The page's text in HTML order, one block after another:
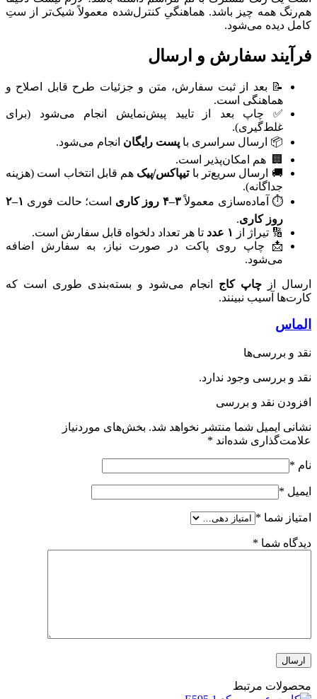
هم‌رنگ همه چیز باشد. هماهنگیِ کنترل‌شده معمولاً شیک‌تر از ستِ
کامل دیده می‌شود.
فرآیند سفارش و ارسال
📝 بعد از ثبت سفارش، متن و جزئیات طرح قابل اصلاح و
هماهنگی است.
✅ چاپ بعد از تایید پیش‌نمایش انجام می‌شود (برای
غلط‌گیری).
📦 ارسال سراسری با پست رایگان انجام می‌شود.
🏢 ‌ هم امکان‌پذیر است.
🚚 ارسال سریع‌تر باتیپاکس/پیک هم قابل انتخاب است (هزینه
جداگانه).
⏱ آماده‌سازی معمولاً۳–۴ روز کاری است؛ حالت فوری
۱–۲
روز کاری.
🔢 تیراژ از ۱ عدد
تا هر تعداد دلخواه قابل سفارش است.
📩 چاپ روی پاکت در صورت نیاز، به سفارش اضافه
می‌شود.
ارسال از چاپ کاج انجام می‌شود و بسته‌بندی طوری است که
کارت‌ها آسیب نبینند.
الماس
نقد و بررسی‌ها
نقد و بررسی وجود ندارد.
افزودن نقد و بررسی
نشانی ایمیل شما منتشر نخواهد شد. بخش‌های موردنیاز
علامت‌گذاری شده‌اند *
نام *
ایمیل *
امتیاز شما *
دیدگاه شما *
محصولات مرتبط